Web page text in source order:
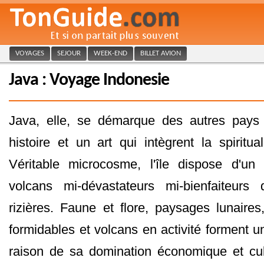
VOYAGES SEJOUR WEEK-END BILLET AVION
Java : Voyage Indonesie
Java, elle, se démarque des autres
histoire et un art qui intègrent la
Véritable microcosme, l'île dispose d'un
volcans mi-dévastateurs mi-
rizières. Faune et flore, paysages
formidables et volcans en activité forment
raison de sa domination économique et